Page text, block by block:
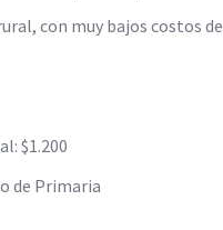
con muy bajos costos de
$1.200
de Primaria